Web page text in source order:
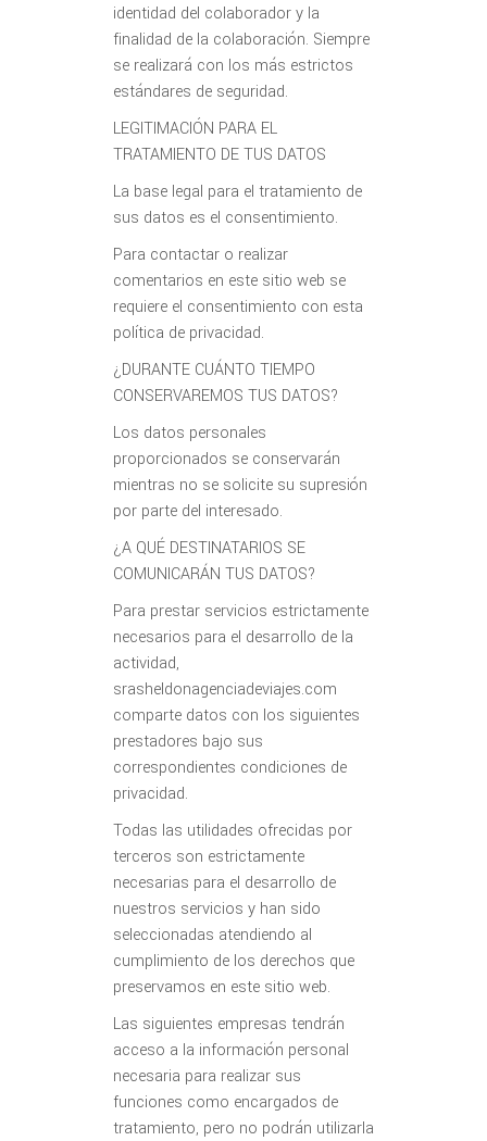
identidad del colaborador y la
finalidad de la colaboración. Siempre
se realizará con los más estrictos
estándares de seguridad.
LEGITIMACIÓN PARA EL
TRATAMIENTO DE TUS DATOS
La base legal para el tratamiento de
sus datos es el consentimiento.
Para contactar o realizar
comentarios en este sitio web se
requiere el consentimiento con esta
política de privacidad.
¿DURANTE CUÁNTO TIEMPO
CONSERVAREMOS TUS DATOS?
Los datos personales
proporcionados se conservarán
mientras no se solicite su supresión
por parte del interesado.
¿A QUÉ DESTINATARIOS SE
COMUNICARÁN TUS DATOS?
Para prestar servicios estrictamente
necesarios para el desarrollo de la
actividad,
srasheldonagenciadeviajes.com
comparte datos con los siguientes
prestadores bajo sus
correspondientes condiciones de
privacidad.
Todas las utilidades ofrecidas por
terceros son estrictamente
necesarias para el desarrollo de
nuestros servicios y han sido
seleccionadas atendiendo al
cumplimiento de los derechos que
preservamos en este sitio web.
Las siguientes empresas tendrán
acceso a la información personal
necesaria para realizar sus
funciones como encargados de
tratamiento, pero no podrán utilizarla